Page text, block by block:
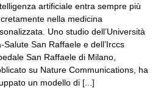
artificiale entra sempre più
nella medicina
Uno studio dell’Università
Salute San Raffaele e dell’Irccs
San Raffaele di Milano,
su Nature Communications, ha
un modello di [...]